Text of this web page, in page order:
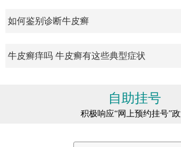
如何鉴别诊断牛皮癣
牛皮癣痒吗 牛皮癣有这些典型症状
自助挂号
积极响应“网上预约挂号”